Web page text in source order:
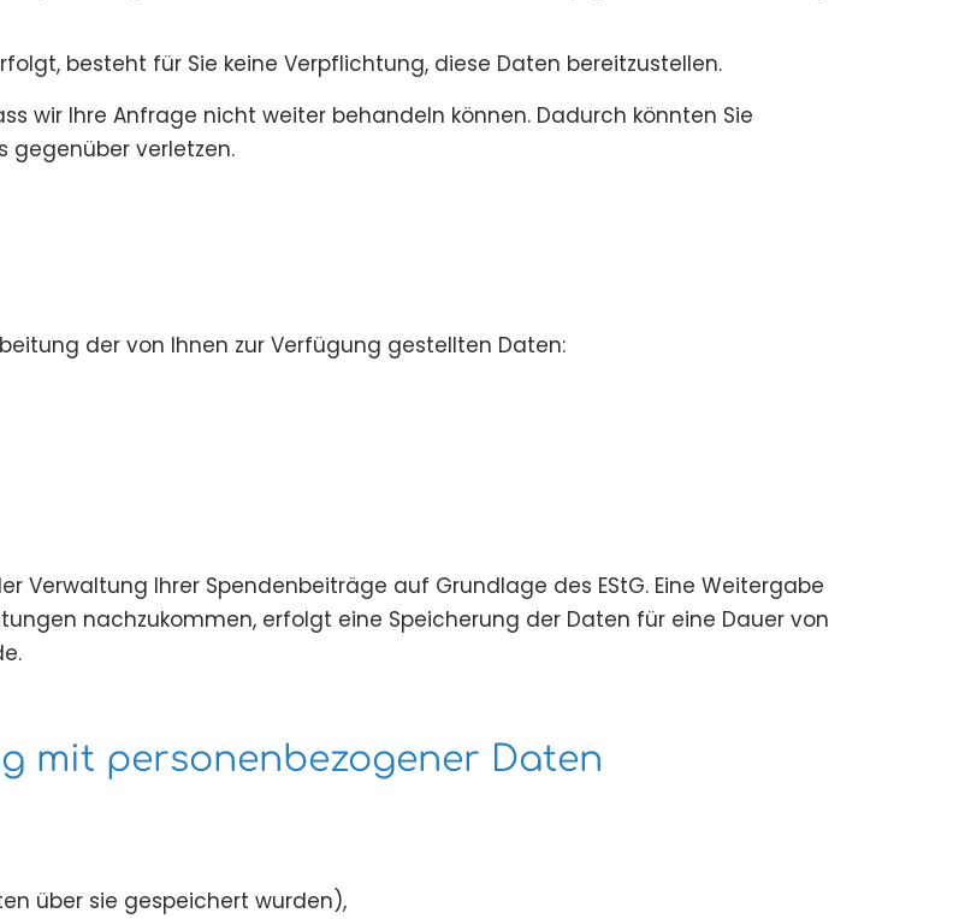
besteht für Sie keine Verpflichtung, diese Daten bereitzustellen.
wir Ihre Anfrage nicht weiter behandeln können. Dadurch könnten Sie
gegenüber verletzen.
der von Ihnen zur Verfügung gestellten Daten:
Verwaltung Ihrer Spendenbeiträge auf Grundlage des EStG. Eine Weitergabe
nachzukommen, erfolgt eine Speicherung der Daten für eine Dauer von
mit personenbezogener Daten
über sie gespeichert wurden),